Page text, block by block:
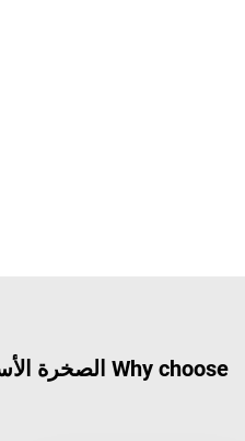
Why choose الصخرة الأساسية حزام ناقل بنمط?